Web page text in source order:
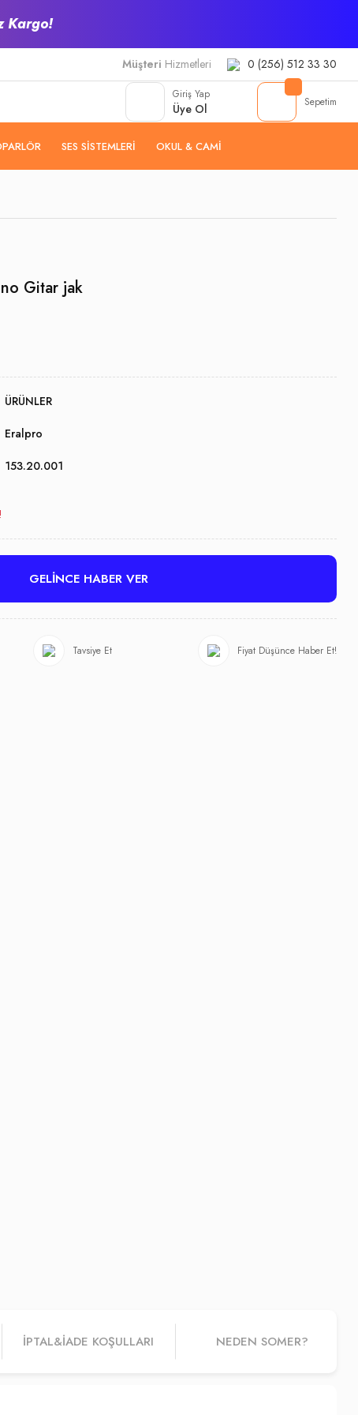
Kargo!
Müşteri Hizmetleri 0 (256) 512 33 30
Giriş Yap
Üye Ol Sepetim
SES SISTEMLERI OKUL & CAMI
Gitar jak
ÜRÜNLER
Eralpro
153.20.001
GELİNCE HABER VER
Tavsiye Et Fiyat Düşünce Haber Et!
İPTAL&IADE KOŞULLARI NEDEN SOMER?